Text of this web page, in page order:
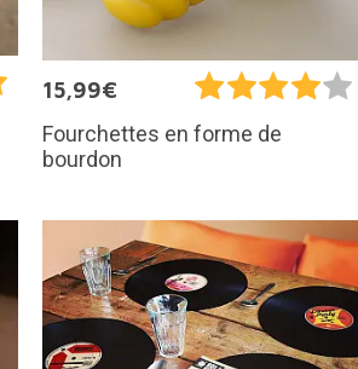
15,99€
Fourchettes en forme de
bourdon